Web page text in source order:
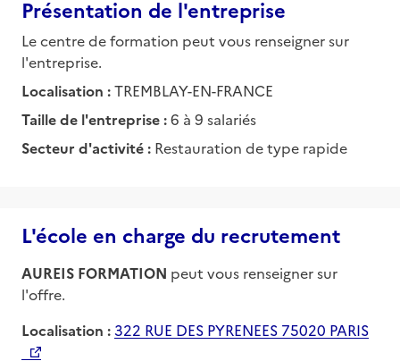
Présentation de l'entreprise
Le centre de formation peut vous renseigner sur
l'entreprise.
Localisation :TREMBLAY-EN-FRANCE
Taille de l'entreprise :6 à 9 salariés
Secteur d'activité : Restauration de type rapide
L'école en charge du recrutement
AUREIS FORMATION peut vous renseigner sur
l'offre.
Localisation :322 RUE DES PYRENEES 75020 PARIS